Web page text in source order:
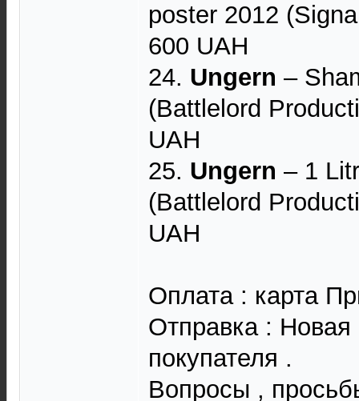
poster 2012
600 UAH
24. Ungern –
(Battlelord
UAH
25. Ungern – 1
(Battlelord
UAH
Оплата : карта
Отправка : Новая
покупателя .
Вопросы ,